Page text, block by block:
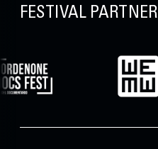
FESTIVAL PARTNER